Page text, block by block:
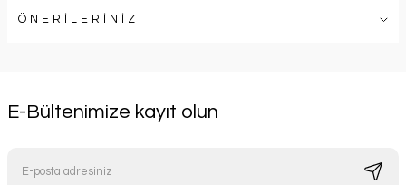
ÖNERİLERİNİZ
E-Bültenimize kayıt olun